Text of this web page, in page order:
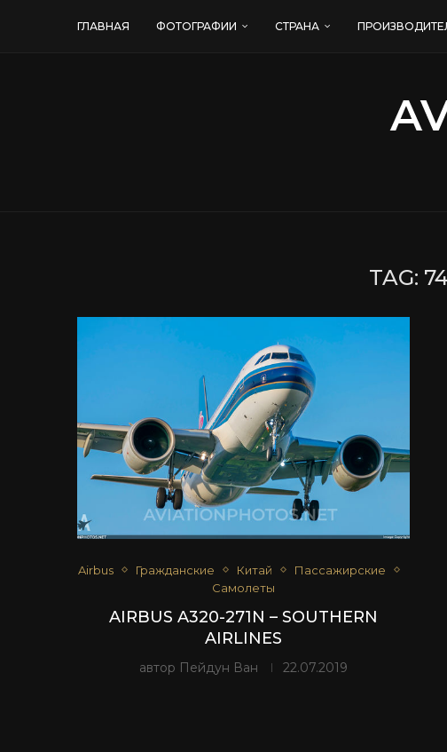
ГЛАВНАЯ ФОТОГРАФИИ СТРАНА
TAG:
Airbus Гражданские Китай
Пассажирские
Самолеты
AIRBUS A320-271N – SOUTHERN
AIRLINES
автор Пейдун Ван 22.07.2019